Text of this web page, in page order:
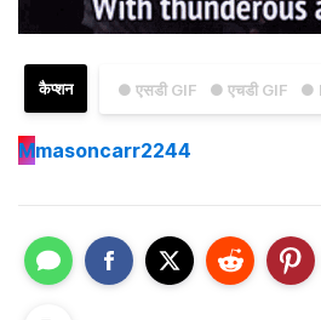
● एसडी GIF ● एचडी GIF ●
कैप्शन
Mmasoncarr2244